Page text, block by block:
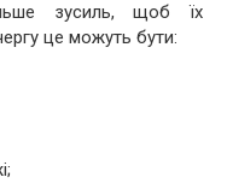
зусиль, щоб їх
це можуть бути: